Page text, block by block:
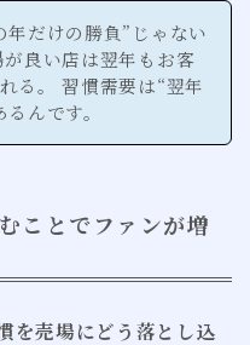
だけの勝負”じゃない
良い店は翌年もお客
る。 習慣需要は“翌年
んです。
ことでファンが増
を売場にどう落とし込